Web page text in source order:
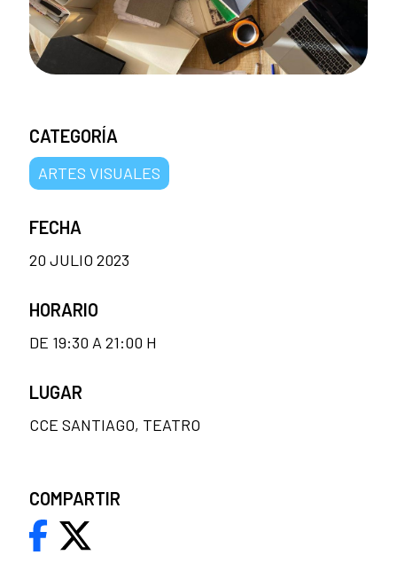
CATEGORÍA
ARTES VISUALES
FECHA
20 JULIO 2023
HORARIO
DE 19:30 A 21:00 H
LUGAR
CCE SANTIAGO, TEATRO
COMPARTIR